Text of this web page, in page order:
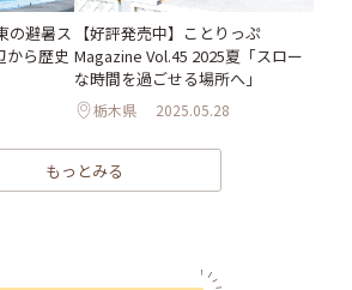
の避暑ス
から歴史
【好評発売中】ことりっぷ
Magazine Vol.45 2025夏「スロー
な時間を過ごせる場所へ」
栃木県 2025.05.28
もっとみる